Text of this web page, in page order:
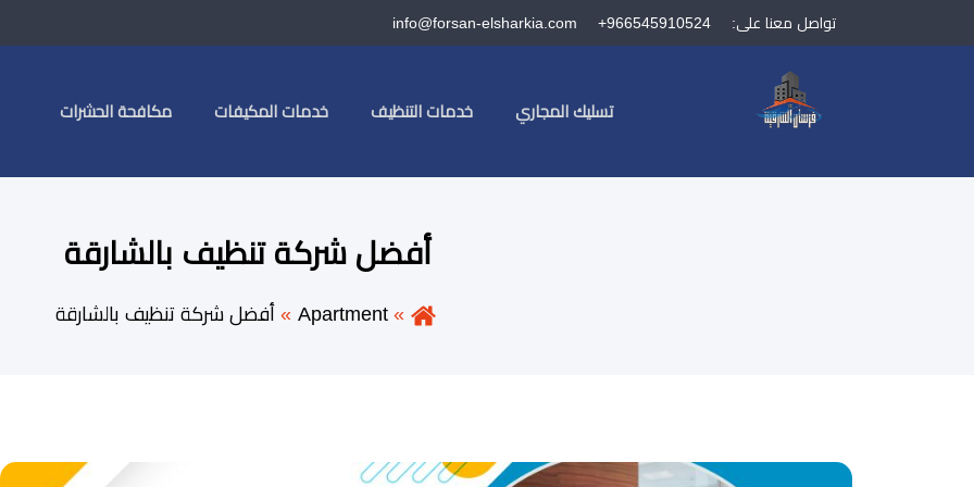
تواصل معنا على: +966545910524
info@forsan-elsharkia.com
تسليك المجاري خدمات التنظيف خدمات المكيفات مكافحة الحشرات
أفضل شركة تنظيف بالشارقة
Apartment أفضل شركة تنظيف بالشارقة